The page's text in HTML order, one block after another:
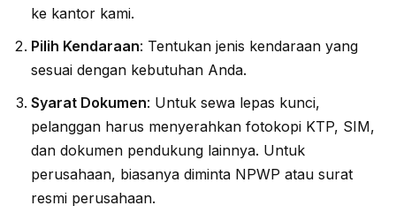
ke kantor kami.
Pilih Kendaraan: Tentukan jenis kendaraan yang
sesuai dengan kebutuhan Anda.
Syarat Dokumen: Untuk sewa lepas kunci,
pelanggan harus menyerahkan fotokopi KTP, SIM,
dan dokumen pendukung lainnya. Untuk
perusahaan, biasanya diminta NPWP atau surat
resmi perusahaan.